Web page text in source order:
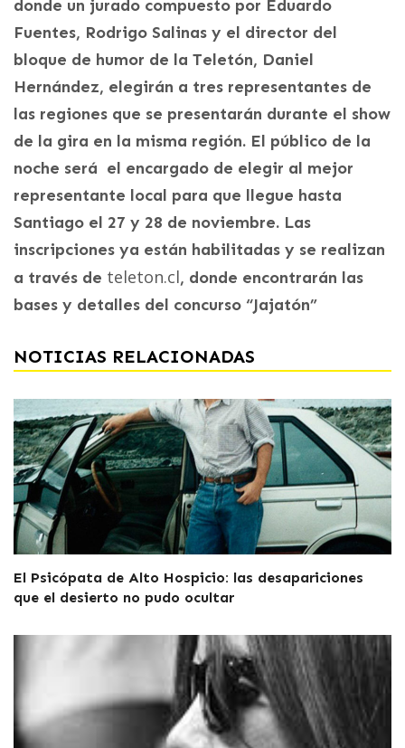
donde un jurado compuesto por Eduardo
Fuentes, Rodrigo Salinas y el director del
bloque de humor de la Teletón, Daniel
Hernández, elegirán a tres representantes de
las regiones que se presentarán durante el show
de la gira en la misma región. El público de la
noche será el encargado de elegir al mejor
representante local para que llegue hasta
Santiago el 27 y 28 de noviembre. Las
inscripciones ya están habilitadas y se realizan
a través de teleton.cl, donde encontrarán las
bases y detalles del concurso “Jajatón”
NOTICIAS RELACIONADAS
El Psicópata de Alto Hospicio: las desapariciones
que el desierto no pudo ocultar